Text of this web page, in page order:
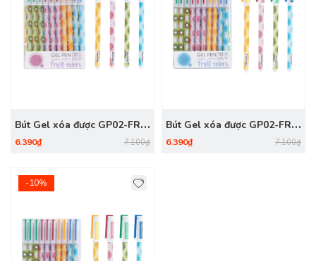
Bút Gel xóa được GP02-FR
Tím
6.390₫ 7.100₫
Bút Gel xóa được GP02-FR
Đen
6.390₫ 7.100₫
-10%